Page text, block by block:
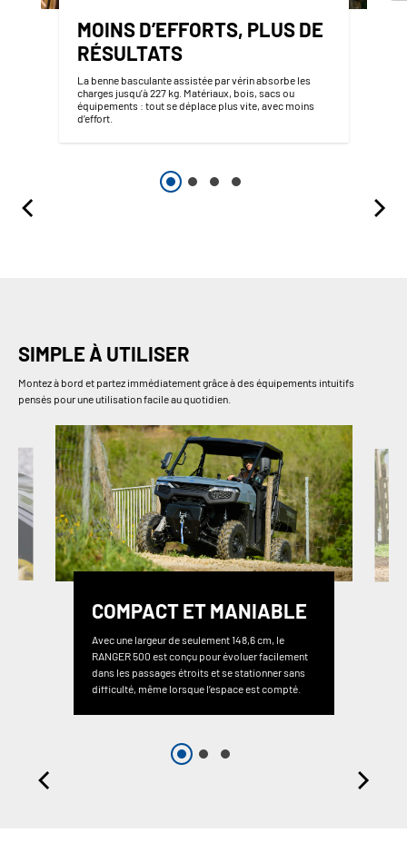
MOINS D’EFFORTS, PLUS DE
RÉSULTATS
La benne basculante assistée par vérin absorbe les
charges jusqu’à 227 kg. Matériaux, bois, sacs ou
équipements : tout se déplace plus vite, avec moins
d’effort.
SIMPLE À UTILISER
Montez à bord et partez immédiatement grâce à des équipements intuitifs
pensés pour une utilisation facile au quotidien.
COMPACT ET MANIABLE
Avec une largeur de seulement 148,6 cm, le
RANGER 500 est conçu pour évoluer facilement
dans les passages étroits et se stationner sans
difficulté, même lorsque l’espace est compté.